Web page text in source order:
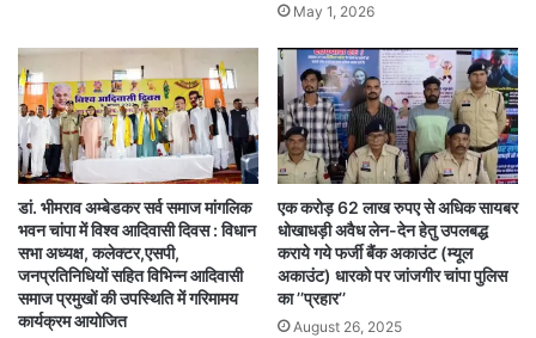
May 1, 2026
डां. भीमराव अम्बेडकर सर्व समाज मांगलिक
भवन चांपा में विश्व आदिवासी दिवस : विधान
सभा अध्यक्ष, कलेक्टर,एसपी,
जनप्रतिनिधियों सहित विभिन्न आदिवासी
समाज प्रमुखों की उपस्थिति में गरिमामय
कार्यक्रम आयोजित
एक करोड़ 62 लाख रुपए से अधिक सायबर
धोखाधड़ी अवैध लेन-देन हेतु उपलबद्ध
कराये गये फर्जी बैंक अकाउंट (म्यूल
अकाउंट) धारको पर जांजगीर चांपा पुलिस
का ’’प्रहार’’
August 26, 2025